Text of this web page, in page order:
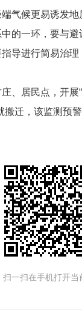
候更易诱发地
的一环，要与
导进行简易治
居民点，开
迁，该监测
扫一扫在手机打开当